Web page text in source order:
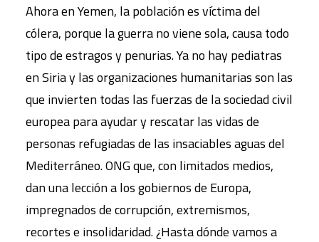
Ahora en Yemen, la población es víctima del
cólera, porque la guerra no viene sola, causa todo
tipo de estragos y penurias. Ya no hay pediatras
en Siria y las organizaciones humanitarias son las
que invierten todas las fuerzas de la sociedad civil
europea para ayudar y rescatar las vidas de
personas refugiadas de las insaciables aguas del
Mediterráneo. ONG que, con limitados medios,
dan una lección a los gobiernos de Europa,
impregnados de corrupción, extremismos,
recortes e insolidaridad. ¿Hasta dónde vamos a